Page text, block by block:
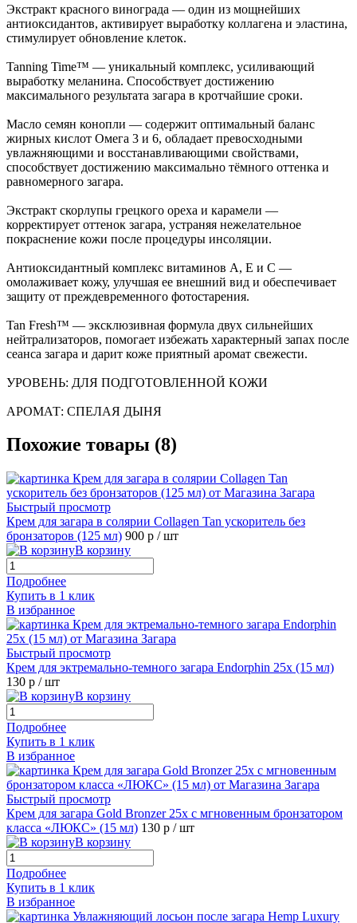
Экстракт красного винограда — один из мощнейших
антиоксидантов, активирует выработку коллагена и эластина,
стимулирует обновление клеток.
Tanning Time™ — уникальный комплекс, усиливающий
выработку меланина. Способствует достижению
максимального результата загара в кротчайшие сроки.
Масло семян конопли — содержит оптимальный баланс
жирных кислот Омега 3 и 6, обладает превосходными
увлажняющими и восстанавливающими свойствами,
способствует достижению максимально тёмного оттенка и
равномерного загара.
Экстракт скорлупы грецкого ореха и карамели —
корректирует оттенок загара, устраняя нежелательное
покраснение кожи после процедуры инсоляции.
Антиоксидантный комплекс витаминов А, Е и С —
омолаживает кожу, улучшая ее внешний вид и обеспечивает
защиту от преждевременного фотостарения.
Tan Fresh™ — эксклюзивная формула двух сильнейших
нейтрализаторов, помогает избежать характерный запах после
сеанса загара и дарит коже приятный аромат свежести.
УРОВЕНЬ: ДЛЯ ПОДГОТОВЛЕННОЙ КОЖИ
АРОМАТ: СПЕЛАЯ ДЫНЯ
Похожие товары (8)
Быстрый просмотр
Крем для загара в солярии Collagen Tan ускоритель без
бронзаторов (125 мл) 900 р / шт
В корзину
Подробнее
Купить в 1 клик
В избранное
Быстрый просмотр
Крем для эктремально-темного загара Endorphin 25х (15 мл)
130 р / шт
В корзину
Подробнее
Купить в 1 клик
В избранное
Быстрый просмотр
Крем для загара Gold Bronzer 25x с мгновенным бронзатором
класса «ЛЮКС» (15 мл) 130 р / шт
В корзину
Подробнее
Купить в 1 клик
В избранное